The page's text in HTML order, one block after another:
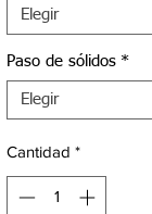
Elegir
Paso de sólidos *
Elegir
Cantidad *